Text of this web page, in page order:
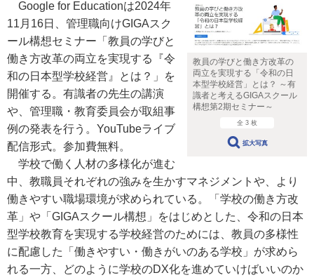
教員の学びと働き方改革の
両立を実現する「令和の日
本型学校経営」とは？ ～有
識者と考えるGIGAスクール
構想第2期セミナー～
全 3 枚
拡大写真
Google for Educationは2024年
11月16日、管理職向けGIGAスク
ール構想セミナー「教員の学びと
働き方改革の両立を実現する『令
和の日本型学校経営』とは？」を
開催する。有識者の先生の講演
や、管理職・教育委員会が取組事
例の発表を行う。YouTubeライブ
配信形式。参加費無料。
学校で働く人材の多様化が進む
中、教職員それぞれの強みを生かすマネジメントや、より
働きやすい職場環境が求められている。「学校の働き方改
革」や「GIGAスクール構想」をはじめとした、令和の日本
型学校教育を実現する学校経営のためには、教員の多様性
に配慮した「働きやすい・働きがいのある学校」が求めら
れる一方、どのように学校のDX化を進めていけばいいのか